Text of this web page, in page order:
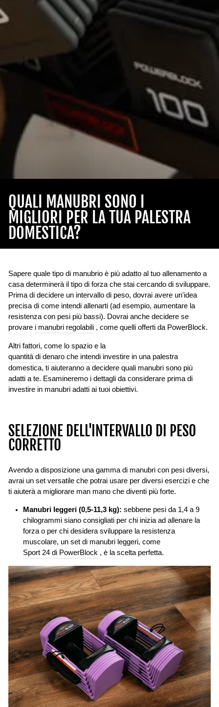
QUALI MANUBRI SONO I
MIGLIORI PER LA TUA PALESTRA
DOMESTICA?
Sapere quale tipo di manubrio è più adatto al tuo allenamento a
casa determinerà il tipo di forza che stai cercando di sviluppare.
Prima di decidere un intervallo di peso, dovrai avere un'idea
precisa di come intendi allenarti (ad esempio, aumentare la
resistenza con pesi più bassi). Dovrai anche decidere se
provare i manubri regolabili , come quelli offerti da PowerBlock.
Altri fattori, come lo spazio e la
quantità di denaro che intendi investire in una palestra
domestica, ti aiuteranno a decidere quali manubri sono più
adatti a te. Esamineremo i dettagli da considerare prima di
investire in manubri adatti ai tuoi obiettivi.
SELEZIONE DELL'INTERVALLO DI PESO
CORRETTO
Avendo a disposizione una gamma di manubri con pesi diversi,
avrai un set versatile che potrai usare per diversi esercizi e che
ti aiuterà a migliorare man mano che diventi più forte.
Manubri leggeri (0,5-11,3 kg): sebbene pesi da 1,4 a 9
chilogrammi siano consigliati per chi inizia ad allenare la
forza o per chi desidera sviluppare la resistenza
muscolare, un set di manubri leggeri, come
Sport 24 di PowerBlock , è la scelta perfetta.